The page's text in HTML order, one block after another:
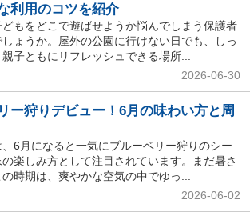
利用のコツを紹介
もをどこで遊ばせようか悩んでしまう保護者
ょうか。屋外の公園に行けない日でも、しっ
子ともにリフレッシュできる場所...
2026-06-30
ー狩りデビュー！6月の味わい方と周
6月になると一気にブルーベリー狩りのシー
楽しみ方として注目されています。まだ暑さ
時期は、爽やかな空気の中でゆっ...
2026-06-02